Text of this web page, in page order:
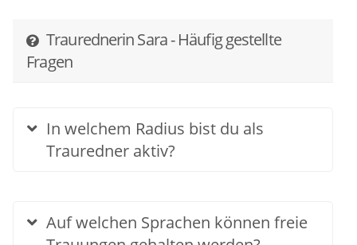
Schickt mir eine Nachricht (gerne mit Wünschen &
Details zu euch und eurer Hochzeit), damit ich ein
unverbindliches Angebot erstellen kann.
- Sara
Traurednerin Sara - Häufig gestellte
Fragen
In welchem Radius bist du als
Trauredner aktiv?
Auf welchen Sprachen können freie